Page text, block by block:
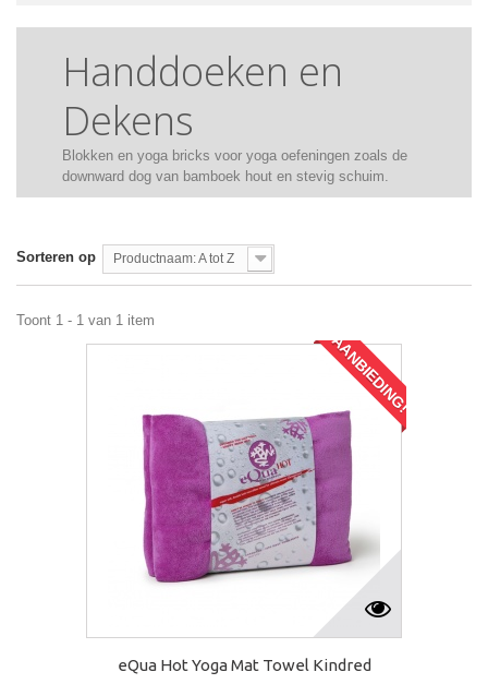
Handdoeken en
Dekens
Blokken en yoga bricks voor yoga oefeningen zoals de
downward dog van bamboek hout en stevig schuim.
Sorteren op Productnaam: A tot Z
Toont 1 - 1 van 1 item
AANBIEDING!
eQua Hot Yoga Mat Towel Kindred